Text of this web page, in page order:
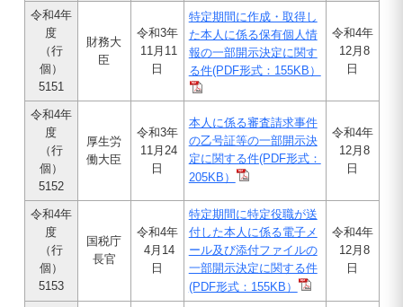
令和4年
度
（行
個）
5151
財務大
臣
令和3年
11月11
日
特定期間に作成・取得し
た本人に係る保有個人情
報の一部開示決定に関す
る件(PDF形式：155KB）
令和4年
12月8
日
令和4年
度
（行
個）
5152
厚生労
働大臣
令和3年
11月24
日
本人に係る審査請求事件
の乙号証等の一部開示決
定に関する件(PDF形式：
205KB）
令和4年
12月8
日
令和4年
度
（行
個）
5153
国税庁
長官
令和4年
4月14
日
特定期間に特定役職が送
付した本人に係る電子メ
ール及び添付ファイルの
一部開示決定に関する件
(PDF形式：155KB）
令和4年
12月8
日